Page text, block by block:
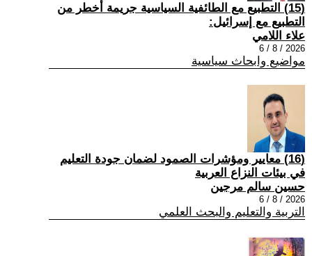
(15) التطبيع مع الطائفية السياسية جريمة أخطر من
التطبيع مع إسرائيل:
علاء اللامي
2026 / 8 / 6
مواضيع وابحاث سياسية
(16) معايير ومؤشرات الصمود لضمان جودة التعليم
في بيئات النزاع العربية
حسين سالم مرجين
2026 / 8 / 6
التربية والتعليم والبحث العلمي